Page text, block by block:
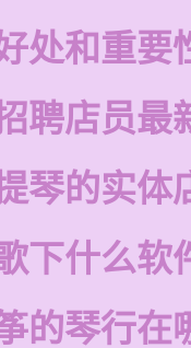
处和重要
聘店员最
琴的实体
下什么软
的琴行在